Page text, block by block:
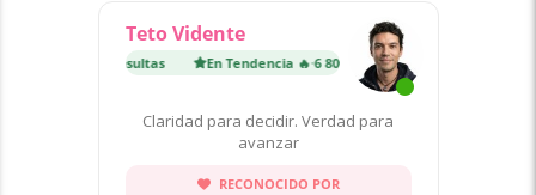
Teto Vidente
6 800 consultas En Tendencia 🔥 ·6 800 consultas
Claridad para decidir. Verdad para
avanzar
RECONOCIDO POR